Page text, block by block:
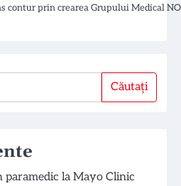
contur prin crearea Grupului Medical
Căutați
paramedic la Mayo Clinic